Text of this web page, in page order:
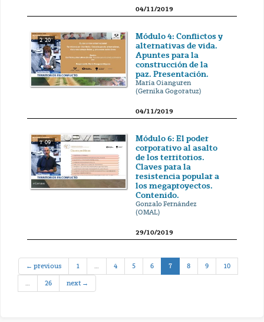
04/11/2019
2' 20''
Módulo 4: Conflictos y
alternativas de vida.
Apuntes para la
construcción de la
paz. Presentación.
María Oianguren
(Gernika Gogoratuz)
04/11/2019
7' 09''
Módulo 6: El poder
corporativo al asalto
de los territorios.
Claves para la
resistencia popular a
los megaproyectos.
Contenido.
Gonzalo Fernández
(OMAL)
29/10/2019
← previous 1 … 4 5 6 7(current)
8 9 10
… 26 next →